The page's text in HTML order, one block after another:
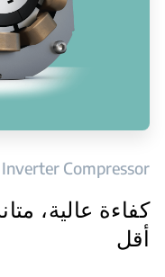
Compressor
كفاءة عالية،
أقل